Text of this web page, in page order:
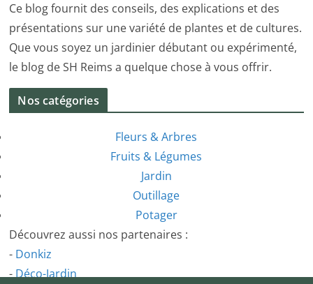
Ce blog fournit des conseils, des explications et des
présentations sur une variété de plantes et de cultures.
Que vous soyez un jardinier débutant ou expérimenté,
le blog de SH Reims a quelque chose à vous offrir.
Nos catégories
Fleurs & Arbres
Fruits & Légumes
Jardin
Outillage
Potager
Découvrez aussi nos partenaires :
- Donkiz
-Déco-Jardin